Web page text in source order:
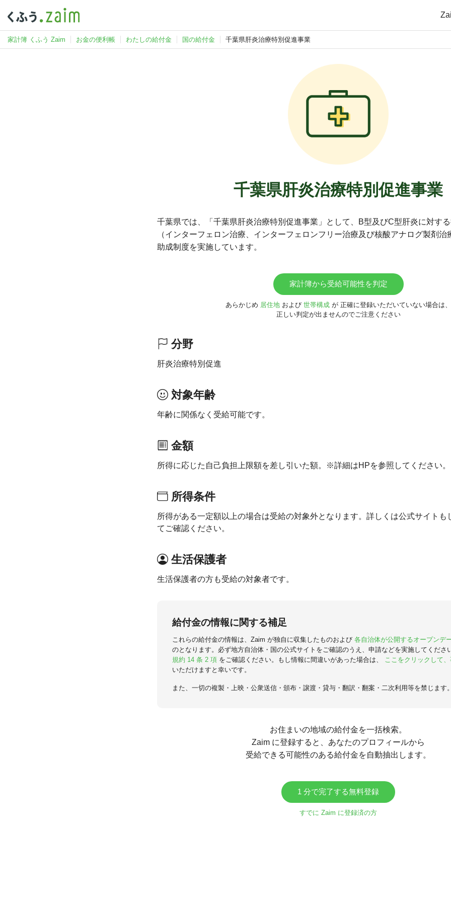
家計簿 くふう Zaim お金の便利帳 わたしの給付金 国の給付金 千葉県肝炎治療特別促進事業
千葉県肝炎治療特別促進事業
千葉県では、「千葉県肝炎治療特別促進事業」として、B型及びC型肝炎に対す
（インターフェロン治療、インターフェロンフリー治療及び核酸アナログ製剤治
助成制度を実施しています。
家計簿から受給可能性を判定
あらかじめ 居住地および 世帯構成が 正確に登録いただいていない場合は、
正しい判定が出ませんのでご注意ください
分野
肝炎治療特別促進
対象年齢
年齢に関係なく受給可能です。
金額
所得に応じた自己負担上限額を差し引いた額。※詳細はHPを参照してください。
所得条件
所得がある一定額以上の場合は受給の対象外となります。詳しくは公式サイトも
てご確認ください。
生活保護者
生活保護者の方も受給の対象者です。
給付金の情報に関する補足
これらの給付金の情報は、Zaim が独自に収集したものおよび 各自治体が公開するオープンデ
のとなります。必ず地方自治体・国の公式サイトをご確認のうえ、申請などを実施してくださ
規約 14 条 2 項 をご確認ください。もし情報に間違いがあった場合は、
ここをクリックして
いただけますと幸いです。
また、一切の複製・上映・公衆送信・頒布・譲渡・貸与・翻訳・翻案・二次利用等を禁じます
お住まいの地域の給付金を一括検索。
Zaim に登録すると、あなたのプロフィールから
受給できる可能性のある給付金を自動抽出します。
1 分で完了する無料登録
すでに Zaim に登録済の方